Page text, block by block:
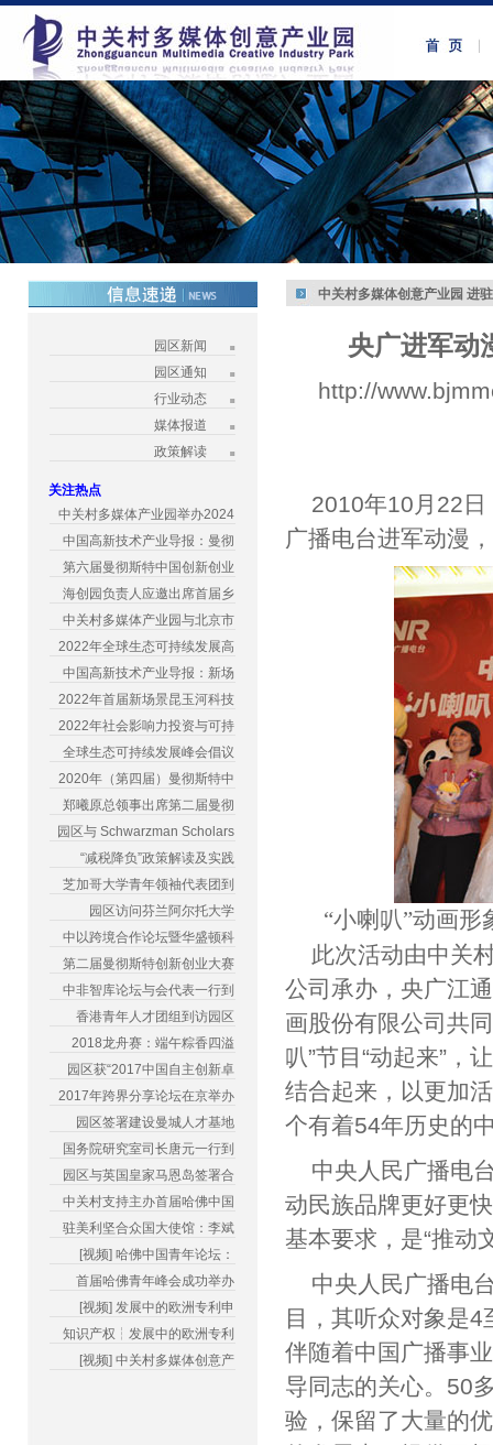
园区新闻
园区通知
行业动态
媒体报道
政策解读
关注热点
中关村多媒体产业园举办2024
中国高新技术产业导报：曼彻
第六届曼彻斯特中国创新创业
海创园负责人应邀出席首届乡
中关村多媒体产业园与北京市
2022年全球生态可持续发展高
中国高新技术产业导报：新场
2022年首届新场景昆玉河科技
2022年社会影响力投资与可持
全球生态可持续发展峰会倡议
2020年（第四届）曼彻斯特中
郑曦原总领事出席第二届曼彻
园区与 Schwarzman Scholars
“减税降负”政策解读及实践
芝加哥大学青年领袖代表团到
园区访问芬兰阿尔托大学
中以跨境合作论坛暨华盛顿科
第二届曼彻斯特创新创业大赛
中非智库论坛与会代表一行到
香港青年人才团组到访园区
2018龙舟赛：端午粽香四溢
园区获“2017中国自主创新卓
2017年跨界分享论坛在京举办
园区签署建设曼城人才基地
国务院研究室司长唐元一行到
园区与英国皇家马恩岛签署合
中关村支持主办首届哈佛中国
驻美利坚合众国大使馆：李斌
[视频] 哈佛中国青年论坛：
首届哈佛青年峰会成功举办
[视频] 发展中的欧洲专利申
知识产权┆发展中的欧洲专利
[视频] 中关村多媒体创意产
中关村多媒体创意产业园 进
央广进军动
http://
2010年10月22日
广播电台进军动漫
“小喇叭”动画
此次活动由中关
公司承办，央广江
画股份有限公司共
叭”节目“动起来”，
结合起来，以更加
个有着54年历史的
中央人民广播电
动民族品牌更好更
基本要求，是“推动
中央人民广播电
目，其听众对象是
伴随着中国广播事
导同志的关心。50
验，保留了大量的